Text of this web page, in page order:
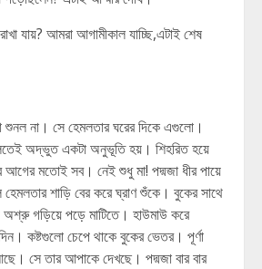
যায়? আমরা আগামীকাল যাচ্ছি,এটাই শেষ
শুনল না। সে হেমলতার ঘরের দিকে এগুলো।
অদ্ভুত একটা অনুভূতি হয়। শিহরিত হয়ে
মতোই সব। নেই শুধু মা! পদ্মজা ধীর পায়ে
শাড়ি বের করে ঘ্রাণ শুঁকে। বুকের সাথে
অশ্রু গড়িয়ে পড়ে মাটিতে। হাউমাউ করে
কষ্টগুলো চেপে থাকে বুকের ভেতর। পূর্ণা
সে তার আপাকে দেখছে। পদ্মজা বার বার